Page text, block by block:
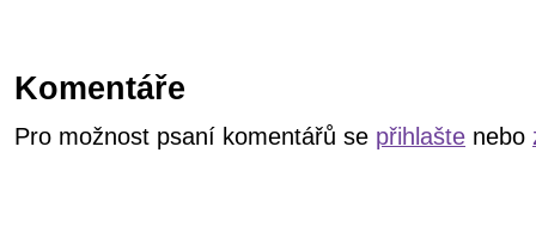
Komentáře
Pro možnost psaní komentářů se přihlašte nebo